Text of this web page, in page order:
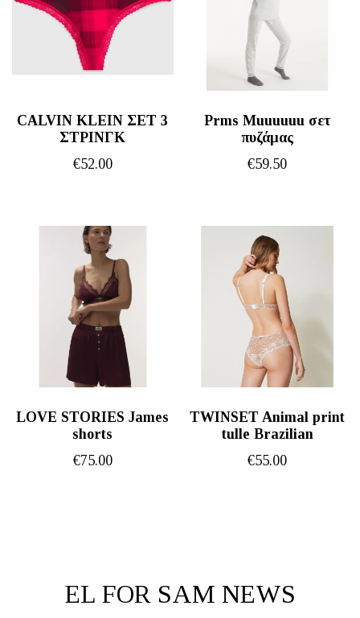
CALVIN KLEIN ΣΕΤ 3
ΣΤΡΙΝΓΚ
€52.00
Prms Muuuuuu σετ
πυζάμας
€59.50
LOVE STORIES James
shorts
€75.00
TWINSET Animal print
tulle Brazilian
€55.00
EL FOR SAM NEWS